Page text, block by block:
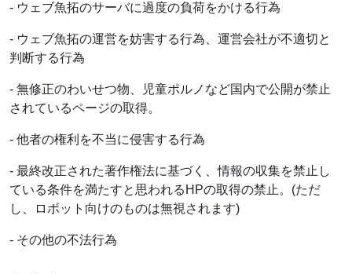
- ウェブ魚拓のサーバに過度の負荷をかける行為
- ウェブ魚拓の運営を妨害する行為、運営会社が不適切と
判断する行為
- 無修正のわいせつ物、児童ポルノなど国内で公開が禁止
されているページの取得。
- 他者の権利を不当に侵害する行為
- 最終改正された著作権法に基づく、情報の収集を禁止し
ている条件を満たすと思われるHPの取得の禁止。(ただ
し、ロボット向けのものは無視されます)
- その他の不法行為